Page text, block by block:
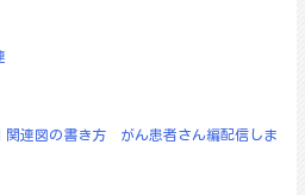
関連図の書き方 がん患者さん編配信しま